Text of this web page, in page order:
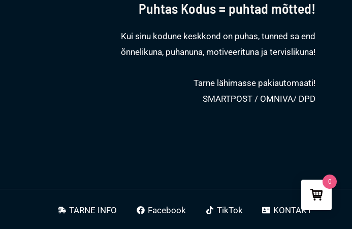
Puhtas Kodus = puhtad mõtted!
Kui sinu kodune keskkond on puhas, tunned sa end
õnnelikuna, puhanuna, motiveerituna ja tervislikuna!
Tarne lähimasse pakiautomaati!
SMARTPOST / OMNIVA/ DPD
TARNE INFO Facebook TikTok KONTAKT
0